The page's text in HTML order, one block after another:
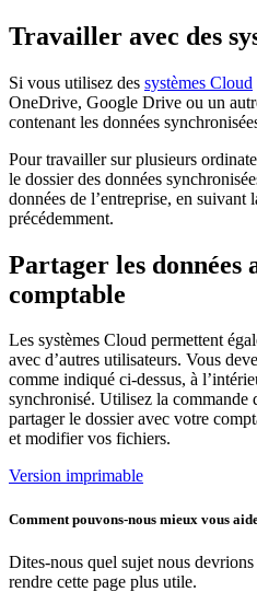
Travailler avec des
Si vous utilisez des systèmes Cloud
OneDrive, Google Drive ou un
contenant les données
Pour travailler sur plusieurs
le dossier des données
données de l’entreprise, en suivant
précédemment.
Partager les données
comptable
Les systèmes Cloud permettent
avec d’autres utilisateurs. Vous
comme indiqué ci-dessus, à
synchronisé. Utilisez la commande
partager le dossier avec votre
et modifier vos fichiers.
Version imprimable
Comment pouvons-nous mieux vous
Dites-nous quel sujet nous
rendre cette page plus utile.